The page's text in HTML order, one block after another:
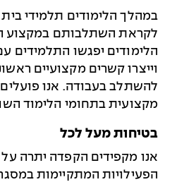
במהלך הלימודים תלמידי
לקראת השתלבותם במקצוע
הלימודים יפגשו התלמידים
וייצרו קשרים מקצועיים
להשתלב בעבודה. אנו
מקצועית בתחומי הלימוד
בטיחות מעל לכל
אנו מקפידים הקפדה יתרה
הפעילויות המתקיימות